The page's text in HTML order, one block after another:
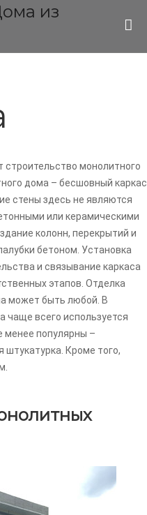
из
монолитного
дома – бесшовный каркас
стены здесь не являются
или керамическими
колонн, перекрытий и
бетоном. Установка
и связывание каркаса
этапов. Отделка
может быть любой. В
чаще всего используется
менее популярны –
Кроме того,